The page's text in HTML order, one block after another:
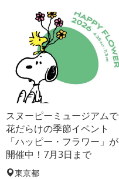
スヌーピーミュージアムで
花だらけの季節イベント
「ハッピー・フラワー」が
開催中！7月3日まで
東京都